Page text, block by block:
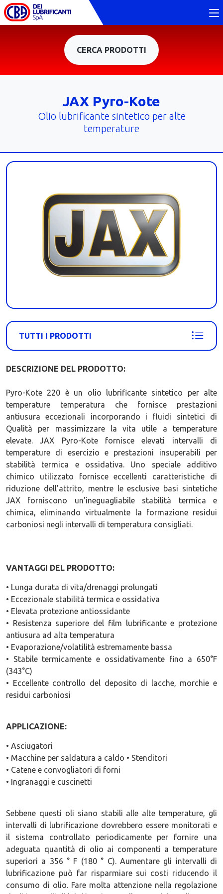
CERCA PRODOTTI
JAX Pyro-Kote
Olio lubrificante sintetico per alte
temperature
TUTTI I PRODOTTI
DESCRIZIONE DEL PRODOTTO:
Pyro-Kote 220 è un olio lubrificante sintetico per alte
temperature temperatura che fornisce prestazioni
antiusura eccezionali incorporando i fluidi sintetici di
Qualità per massimizzare la vita utile a temperature
elevate. JAX Pyro-Kote fornisce elevati intervalli di
temperature di esercizio e prestazioni insuperabili per
stabilità termica e ossidativa. Uno speciale additivo
chimico utilizzato fornisce eccellenti caratteristiche di
riduzione dell'attrito, mentre le esclusive basi sintetiche
JAX forniscono un'ineguagliabile stabilità termica e
chimica, eliminando virtualmente la formazione residui
carboniosi negli intervalli di temperatura consigliati.
VANTAGGI DEL PRODOTTO:
• Lunga durata di vita/drenaggi prolungati
• Eccezionale stabilità termica e ossidativa
• Elevata protezione antiossidante
• Resistenza superiore del film lubrificante e protezione
antiusura ad alta temperatura
• Evaporazione/volatilità estremamente bassa
• Stabile termicamente e ossidativamente fino a 650°F
(343°C)
• Eccellente controllo del deposito di lacche, morchie e
residui carboniosi
APPLICAZIONE:
• Asciugatori
• Macchine per saldatura a caldo • Stenditori
• Catene e convogliatori di forni
• Ingranaggi e cuscinetti
Sebbene questi oli siano stabili alle alte temperature, gli
intervalli di lubrificazione dovrebbero essere monitorati e
il sistema controllato periodicamente per fornire una
adeguata quantità di olio ai componenti a temperature
superiori a 356 ° F (180 ° C). Aumentare gli intervalli di
lubrificazione può far risparmiare sui costi riducendo il
consumo di olio. Fare molta attenzione nella regolazione